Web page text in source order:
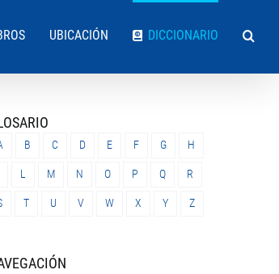
UBICACIÓN DICCIONARIO
B C D E F G H
L M N O P Q R
T U V W X Y Z